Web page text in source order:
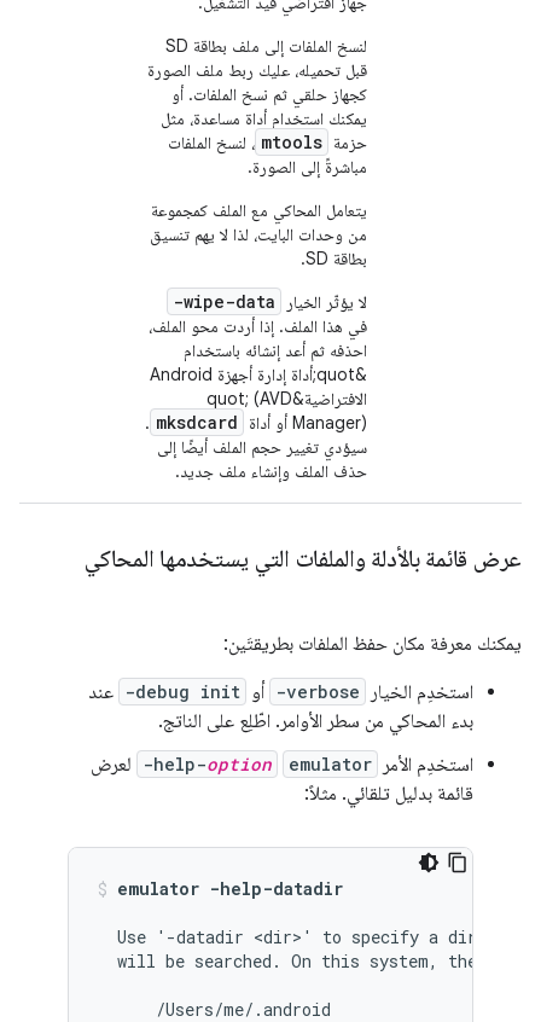
لنسخ الملفات إلى ملف بطاقة SD
قبل تحميله، عليك ربط ملف الصورة
كجهاز حلقي ثم نسخ الملفات. أو
يمكنك استخدام أداة مساعدة، مثل
حزمة mtools ، لنسخ الملفات
مباشرةً إلى الصورة.
يتعامل المحاكي مع الملف كمجموعة
من وحدات البايت، لذا لا يهم تنسيق
بطاقة SD.
لا يؤثّر الخيار
-wipe-data
في هذا الملف. إذا أردت محو الملف،
احذفه ثم أعد إنشائه باستخدام
&quot;أداة إدارة أجهزة Android
الافتراضية&quot; (AVD
Manager) أو أداة
mksdcard
.
سيؤدي تغيير حجم الملف أيضًا إلى
حذف الملف وإنشاء ملف جديد.
عرض قائمة بالأدلة والملفات التي يستخدمها المحاكي
يمكنك معرفة مكان حفظ الملفات بطريقتَين:
استخدِم الخيار
-verbose أو -debug init عند
بدء المحاكي من سطر الأوامر. اطّلِع على الناتج.
استخدِم الأمر
emulator
-help-option
لعرض
قائمة بدليل تلقائي. مثلاً:
emulator -help-datadir
Use '-datadir <dir>' to specify a
will be searched. On this system, the
      /Users/me/.android